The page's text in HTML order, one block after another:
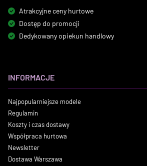
Atrakcyjne ceny hurtowe
Dostęp do promocji
Dedykowany opiekun handlowy
INFORMACJE
Najpopularniejsze modele
Regulamin
Koszty i czas dostawy
Współpraca hurtowa
Newsletter
Dostawa Warszawa